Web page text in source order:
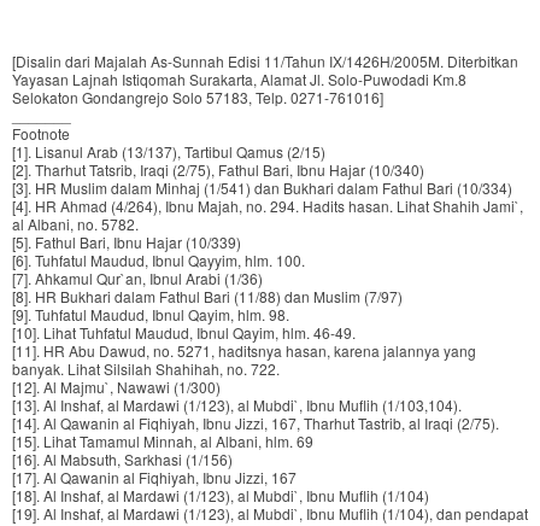
[Disalin dari Majalah As-Sunnah Edisi 11/Tahun IX/1426H/2005M. Diterbitkan
Yayasan Lajnah Istiqomah Surakarta, Alamat Jl. Solo-Puwodadi Km.8
Selokaton Gondangrejo Solo 57183, Telp. 0271-761016]
Footnote
[1]. Lisanul Arab (13/137), Tartibul Qamus (2/15)
[2]. Tharhut Tatsrib, Iraqi (2/75), Fathul Bari, Ibnu Hajar (10/340)
[3]. HR Muslim dalam Minhaj (1/541) dan Bukhari dalam Fathul Bari (10/334)
[4]. HR Ahmad (4/264), Ibnu Majah, no. 294. Hadits hasan. Lihat Shahih Jami`,
al Albani, no. 5782.
[5]. Fathul Bari, Ibnu Hajar (10/339)
[6]. Tuhfatul Maudud, Ibnul Qayyim, hlm. 100.
[7]. Ahkamul Qur`an, Ibnul Arabi (1/36)
[8]. HR Bukhari dalam Fathul Bari (11/88) dan Muslim (7/97)
[9]. Tuhfatul Maudud, Ibnul Qayim, hlm. 98.
[10]. Lihat Tuhfatul Maudud, Ibnul Qayim, hlm. 46-49.
[11]. HR Abu Dawud, no. 5271, haditsnya hasan, karena jalannya yang
banyak. Lihat Silsilah Shahihah, no. 722.
[12]. Al Majmu`, Nawawi (1/300)
[13]. Al Inshaf, al Mardawi (1/123), al Mubdi`, Ibnu Muflih (1/103,104).
[14]. Al Qawanin al Fiqhiyah, Ibnu Jizzi, 167, Tharhut Tastrib, al Iraqi (2/75).
[15]. Lihat Tamamul Minnah, al Albani, hlm. 69
[16]. Al Mabsuth, Sarkhasi (1/156)
[17]. Al Qawanin al Fiqhiyah, Ibnu Jizzi, 167
[18]. Al Inshaf, al Mardawi (1/123), al Mubdi`, Ibnu Muflih (1/104)
[19]. Al Inshaf, al Mardawi (1/123), al Mubdi`, Ibnu Muflih (1/104), dan pendapat